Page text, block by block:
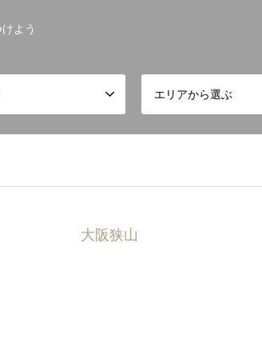
よう
エリアから選ぶ
大阪狭山